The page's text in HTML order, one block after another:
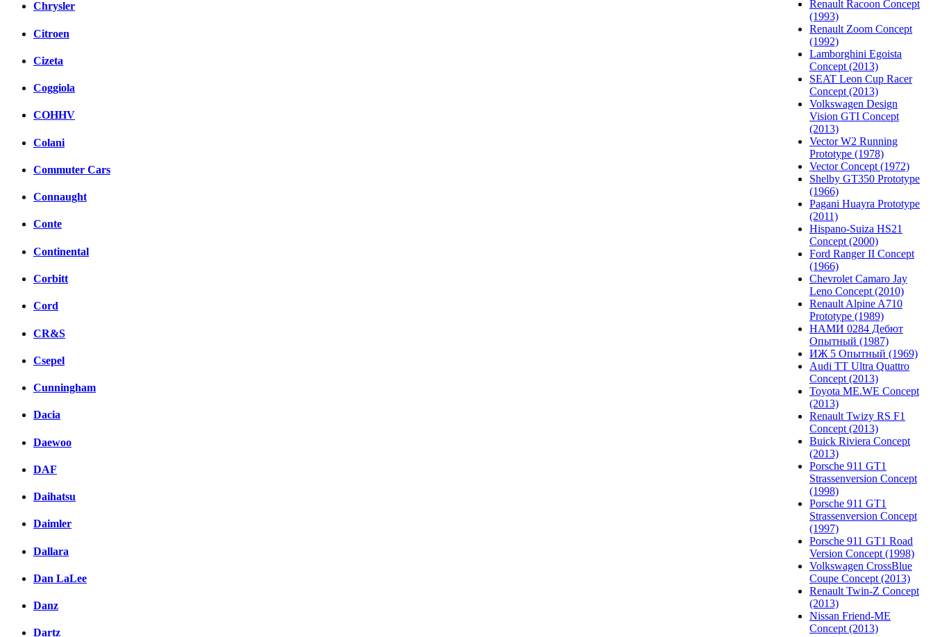
Chrysler
Citroen
Cizeta
Coggiola
COHHV
Colani
Commuter Cars
Connaught
Conte
Continental
Corbitt
Cord
CR&S
Csepel
Cunningham
Dacia
Daewoo
DAF
Daihatsu
Daimler
Dallara
Dan LaLee
Danz
Dartz
Renault Racoon Concept
(1993)
Renault Zoom Concept
(1992)
Lamborghini Egoista
Concept (2013)
SEAT Leon Cup Racer
Concept (2013)
Volkswagen Design
Vision GTI Concept
(2013)
Vector W2 Running
Prototype (1978)
Vector Concept (1972)
Shelby GT350 Prototype
(1966)
Pagani Huayra Prototype
(2011)
Hispano-Suiza HS21
Concept (2000)
Ford Ranger II Concept
(1966)
Chevrolet Camaro Jay
Leno Concept (2010)
Renault Alpine A710
Prototype (1989)
НАМИ 0284 Дебют
Опытный (1987)
ИЖ 5 Опытный (1969)
Audi TT Ultra Quattro
Concept (2013)
Toyota ME.WE Concept
(2013)
Renault Twizy RS F1
Concept (2013)
Buick Riviera Concept
(2013)
Porsche 911 GT1
Strassenversion Concept
(1998)
Porsche 911 GT1
Strassenversion Concept
(1997)
Porsche 911 GT1 Road
Version Concept (1998)
Volkswagen CrossBlue
Coupe Concept (2013)
Renault Twin-Z Concept
(2013)
Nissan Friend-ME
Concept (2013)